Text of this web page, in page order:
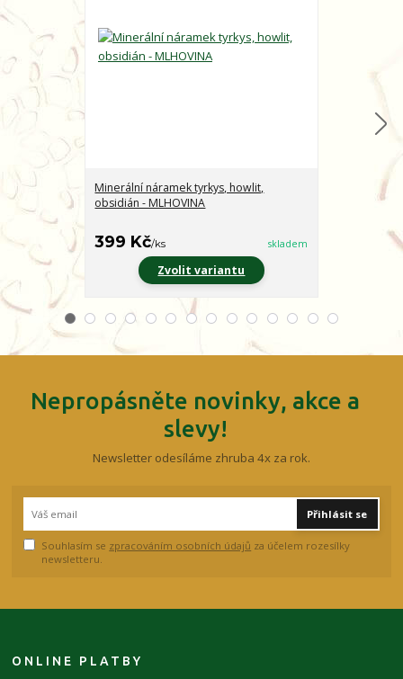
Minerální náramek tyrkys, howlit,
obsidián - MLHOVINA
399 Kč/ks skladem
Zvolit variantu
Minerální
CHARAKTER
ks
Nepropásněte novinky, akce a
slevy!
Newsletter odesíláme zhruba 4x za rok.
Přihlásit se
Souhlasím se zpracováním osobních údajů za účelem rozesílky
newsletteru.
ONLINE PLATBY